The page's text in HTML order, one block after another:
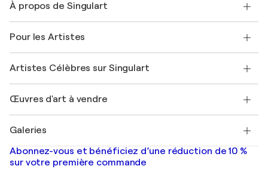
Expédition
Offrir une carte cadeau
Rejoignez notre programme commercial
Mon compte
+33 1 76 44 06 42
À propos de Singulart
FAQ
Magazine Singulart
Emplois
Découvrez une sélection d'art original
Pour les Artistes
Se connecter en tant qu'Artiste
Artistes Célèbres sur Singulart
Marc Chagall
Banksy
Mr. Brainwash
Shepard Fairey
Œuvres d'art à vendre
Tableaux abstraits à vendre
Peintures de paysage
Estampes
Galeries
Galeries d'art en France
Galeries d'art en Belgique
Abonnez-vous et bénéficiez d’une réduction de 10 %
sur votre première commande